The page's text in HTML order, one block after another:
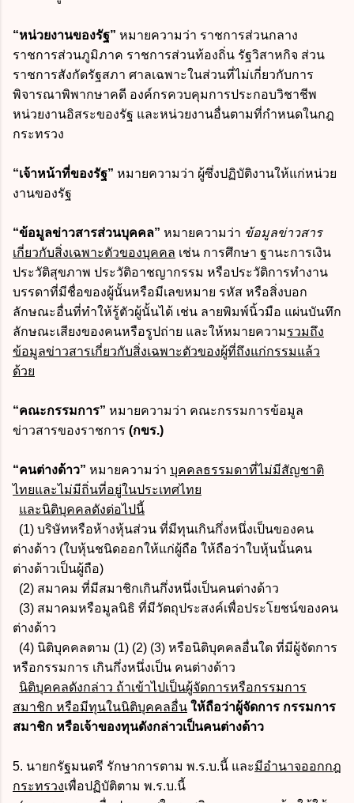
“หน่วยงานของรัฐ” หมายความว่า ราชการส่วนกลาง
ราชการส่วนภูมิภาค ราชการส่วนท้องถิ่น รัฐวิสาหกิจ ส่วน
ราชการสังกัดรัฐสภา ศาลเฉพาะในส่วนที่ไม่เกี่ยวกับการ
พิจารณาพิพากษาคดี องค์กรควบคุมการประกอบวิชาชีพ
หน่วยงานอิสระของรัฐ และหน่วยงานอื่นตามที่กำหนดในกฎ
กระทรวง
“เจ้าหน้าที่ของรัฐ” หมายความว่า ผู้ซึ่งปฏิบัติงานให้แก่หน่วย
งานของรัฐ
“ข้อมูลข่าวสารส่วนบุคคล” หมายความว่า ข้อมูลข่าวสาร
เกี่ยวกับสิ่งเฉพาะตัวของบุคคล เช่น การศึกษา ฐานะการเงิน
ประวัติสุขภาพ ประวัติอาชญากรรม หรือประวัติการทำงาน
บรรดาที่มีชื่อของผู้นั้นหรือมีเลขหมาย รหัส หรือสิ่งบอก
ลักษณะอื่นที่ทำให้รู้ตัวผู้นั้นได้ เช่น ลายพิมพ์นิ้วมือ แผ่นบันทึก
ลักษณะเสียงของคนหรือรูปถ่าย และให้หมายความรวมถึง
ข้อมูลข่าวสารเกี่ยวกับสิ่งเฉพาะตัวของผู้ที่ถึงแก่กรรมแล้ว
ด้วย
“คณะกรรมการ” หมายความว่า คณะกรรมการข้อมูล
ข่าวสารของราชการ (กขร.)
“คนต่างด้าว” หมายความว่า บุคคลธรรมดาที่ไม่มีสัญชาติ
ไทยและไม่มีถิ่นที่อยู่ในประเทศไทย
และนิติบุคคลดังต่อไปนี้
(1) บริษัทหรือห้างหุ้นส่วน ที่มีทุนเกินกึ่งหนึ่งเป็นของคน
ต่างด้าว (ใบหุ้นชนิดออกให้แก่ผู้ถือ ให้ถือว่าใบหุ้นนั้นคน
ต่างด้าวเป็นผู้ถือ)
(2) สมาคม ที่มีสมาชิกเกินกึ่งหนึ่งเป็นคนต่างด้าว
(3) สมาคมหรือมูลนิธิ ที่มีวัตถุประสงค์เพื่อประโยชน์ของคน
ต่างด้าว
(4) นิติบุคคลตาม (1) (2) (3) หรือนิติบุคคลอื่นใด ที่มีผู้จัดการ
หรือกรรมการ เกินกึ่งหนึ่งเป็น คนต่างด้าว
นิติบุคคลดังกล่าว ถ้าเข้าไปเป็นผู้จัดการหรือกรรมการ
สมาชิก หรือมีทุนในนิติบุคคลอื่น ให้ถือว่าผู้จัดการ กรรมการ
สมาชิก หรือเจ้าของทุนดังกล่าวเป็นคนต่างด้าว
5. นายกรัฐมนตรี รักษาการตาม พ.ร.บ.นี้ และมีอำนาจออกกฎ
กระทรวงเพื่อปฏิบัติตาม พ.ร.บ.นี้